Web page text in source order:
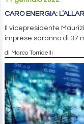
CARO ENERGIA:
Il vicepresidente
imprese saranno di 37
di Marco Torricelli